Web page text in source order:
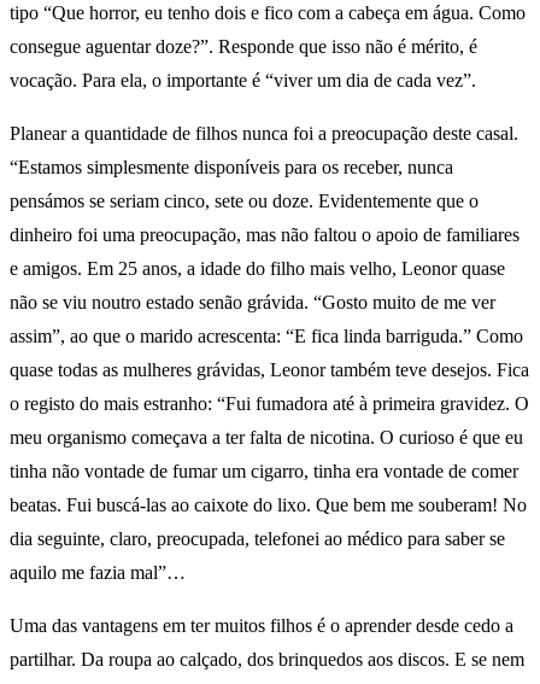
tipo “Que horror, eu tenho dois e fico com a cabeça em água. Como
consegue aguentar doze?”. Responde que isso não é mérito, é
vocação. Para ela, o importante é “viver um dia de cada vez”.
Planear a quantidade de filhos nunca foi a preocupação deste casal.
“Estamos simplesmente disponíveis para os receber, nunca
pensámos se seriam cinco, sete ou doze. Evidentemente que o
dinheiro foi uma preocupação, mas não faltou o apoio de familiares
e amigos. Em 25 anos, a idade do filho mais velho, Leonor quase
não se viu noutro estado senão grávida. “Gosto muito de me ver
assim”, ao que o marido acrescenta: “E fica linda barriguda.” Como
quase todas as mulheres grávidas, Leonor também teve desejos. Fica
o registo do mais estranho: “Fui fumadora até à primeira gravidez. O
meu organismo começava a ter falta de nicotina. O curioso é que eu
tinha não vontade de fumar um cigarro, tinha era vontade de comer
beatas. Fui buscá-las ao caixote do lixo. Que bem me souberam! No
dia seguinte, claro, preocupada, telefonei ao médico para saber se
aquilo me fazia mal”…
Uma das vantagens em ter muitos filhos é o aprender desde cedo a
partilhar. Da roupa ao calçado, dos brinquedos aos discos. E se nem